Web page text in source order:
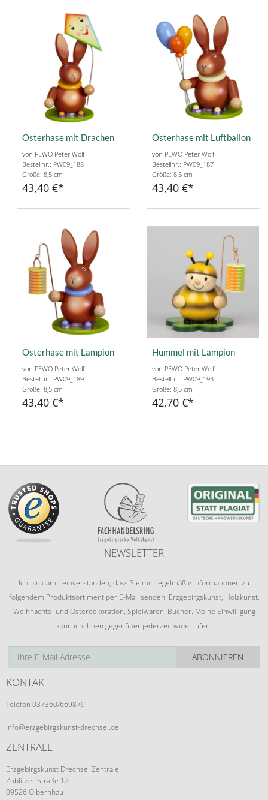
Osterhase mit Drachen
von PEWO Peter Wolf
Bestellnr.: PW09_188
Größe: 8,5 cm
43,40 €
Osterhase mit Luftballon
von PEWO Peter Wolf
Bestellnr.: PW09_187
Größe: 8,5 cm
43,40 €
Osterhase mit Lampion
von PEWO Peter Wolf
Bestellnr.: PW09_189
Größe: 8,5 cm
43,40 €
Hummel mit Lampion
von PEWO Peter Wolf
Bestellnr.: PW09_193
Größe: 8,5 cm
42,70 €
NEWSLETTER
Ich bin damit einverstanden, dass Sie mir regelmäßig Informationen zu
folgendem Produktsortiment per E-Mail senden: Erzgebirgskunst, Holzkunst,
Weihnachts- und Osterdekoration, Spielwaren, Bücher. Meine Einwilligung
kann ich Ihnen gegenüber jederzeit widerrufen.
ABONNIEREN
KONTAKT
Telefon 037360/669879
info@erzgebirgskunst-drechsel.de
ZENTRALE
Erzgebirgskunst Drechsel Zentrale
Zöblitzer Straße 12
09526 Olbernhau